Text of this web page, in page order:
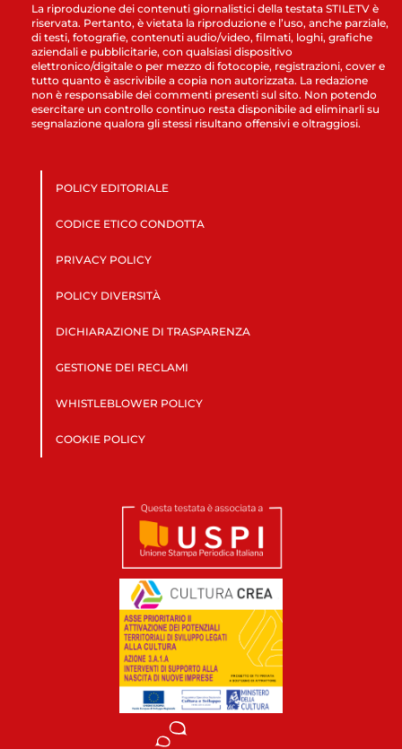
La riproduzione dei contenuti giornalistici della testata STILETV è
riservata. Pertanto, è vietata la riproduzione e l’uso, anche parziale,
di testi, fotografie, contenuti audio/video, filmati, loghi, grafiche
aziendali e pubblicitarie, con qualsiasi dispositivo
elettronico/digitale o per mezzo di fotocopie, registrazioni, cover e
tutto quanto è ascrivibile a copia non autorizzata. La redazione
non è responsabile dei commenti presenti sul sito. Non potendo
esercitare un controllo continuo resta disponibile ad eliminarli su
segnalazione qualora gli stessi risultano offensivi e oltraggiosi.
POLICY EDITORIALE
CODICE ETICO CONDOTTA
PRIVACY POLICY
POLICY DIVERSITÀ
DICHIARAZIONE DI TRASPARENZA
GESTIONE DEI RECLAMI
WHISTLEBLOWER POLICY
COOKIE POLICY